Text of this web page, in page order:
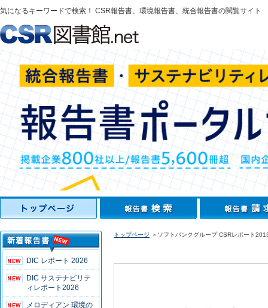
気になるキーワードで検索！ CSR報告書、環境報告書、統合報告書の閲覧サイト
DIC レポート 2026
DIC サステナビリテ
ィレポート2026
メロディアン 環境の
トップページ ＞ソフトバンクグループ CSRレポート